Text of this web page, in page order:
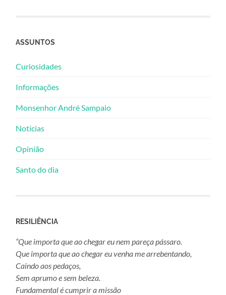
ASSUNTOS
Curiosidades
Informações
Monsenhor André Sampaio
Notícias
Opinião
Santo do dia
RESILIÊNCIA
“Que importa que ao chegar eu nem pareça pássaro.
Que importa que ao chegar eu venha me arrebentando,
Caindo aos pedaços,
Sem aprumo e sem beleza.
Fundamental é cumprir a missão